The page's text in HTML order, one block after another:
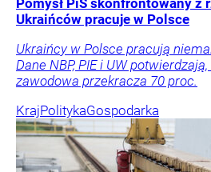
Ukraińców pracuje w Polsce
Ukraińcy w Polsce pracują
Dane NBP, PIE i UW
zawodowa przekracza 70 proc.
KrajPolitykaGospodarka